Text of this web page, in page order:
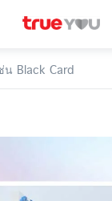
ลูกค้าองค์กร